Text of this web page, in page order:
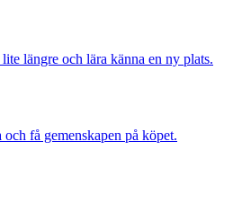
längre och lära känna en ny plats.
få gemenskapen på köpet.